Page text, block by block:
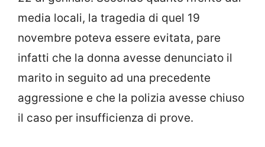
media locali, la tragedia di quel 19
novembre poteva essere evitata, pare
infatti che la donna avesse denunciato il
marito in seguito ad una precedente
aggressione e che la polizia avesse chiuso
il caso per insufficienza di prove.